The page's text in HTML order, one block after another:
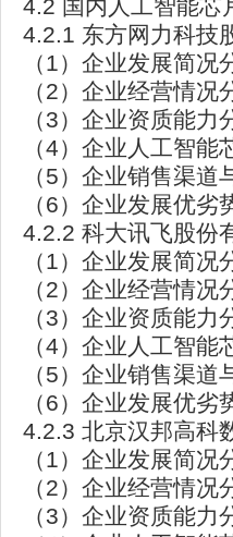
4.2 国内人工智能芯
4.2.1 东方网力科技
（1）企业发展简况
（2）企业经营情况
（3）企业资质能力
（4）企业人工智能
（5）企业销售渠道
（6）企业发展优劣
4.2.2 科大讯飞股份
（1）企业发展简况
（2）企业经营情况
（3）企业资质能力
（4）企业人工智能
（5）企业销售渠道
（6）企业发展优劣
4.2.3 北京汉邦高科
（1）企业发展简况
（2）企业经营情况
（3）企业资质能力